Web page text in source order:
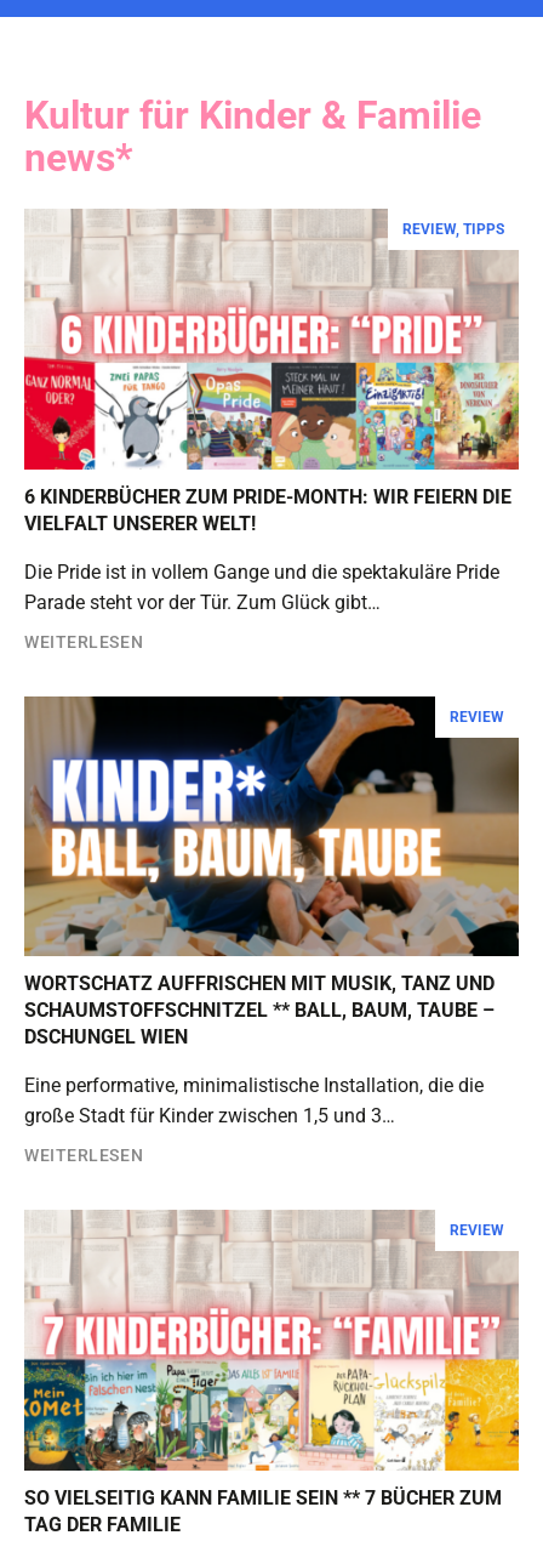
Kultur für Kinder & Familie
news*
REVIEW, TIPPS
6 KINDERBÜCHER ZUM PRIDE-MONTH: WIR FEIERN DIE
VIELFALT UNSERER WELT!
Die Pride ist in vollem Gange und die spektakuläre Pride
Parade steht vor der Tür. Zum Glück gibt…
WEITERLESEN
REVIEW
WORTSCHATZ AUFFRISCHEN MIT MUSIK, TANZ UND
SCHAUMSTOFFSCHNITZEL ** BALL, BAUM, TAUBE –
DSCHUNGEL WIEN
Eine performative, minimalistische Installation, die die
große Stadt für Kinder zwischen 1,5 und 3…
WEITERLESEN
REVIEW
SO VIELSEITIG KANN FAMILIE SEIN ** 7 BÜCHER ZUM
TAG DER FAMILIE